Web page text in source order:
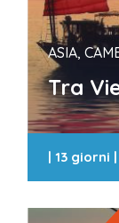
ASIA,
Tra
|13 giorni